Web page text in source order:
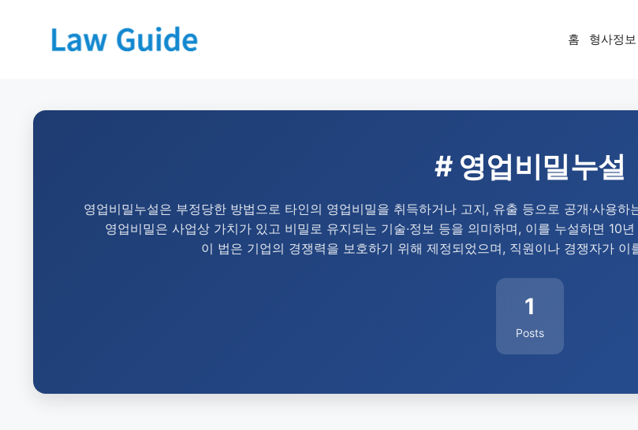
홈 형사정보
# 영업비밀누설
영업비밀누설은 부정당한 방법으로 타인의 영업비밀을 취득하거나 고지, 유출 등으로 공개·사용
영업비밀은 사업상 가치가 있고 비밀로 유지되는 기술·정보 등을 의미하며, 이를 누설하면 10
이 법은 기업의 경쟁력을 보호하기 위해 제정되었으며, 직원이나 경쟁자가 이
1
Posts